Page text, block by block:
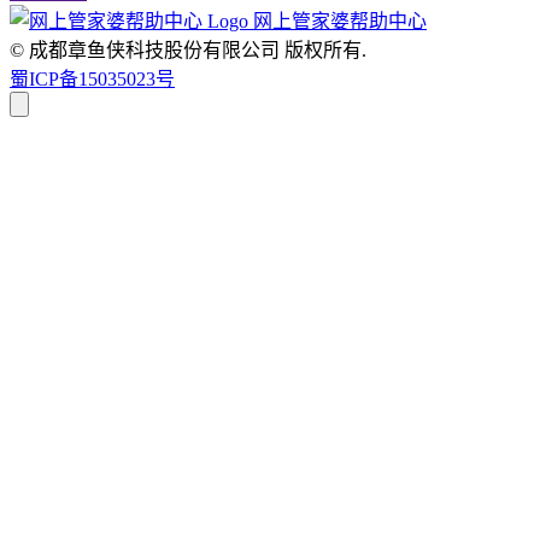
网上管家婆帮助中心
© 成都章鱼侠科技股份有限公司 版权所有.
蜀ICP备15035023号